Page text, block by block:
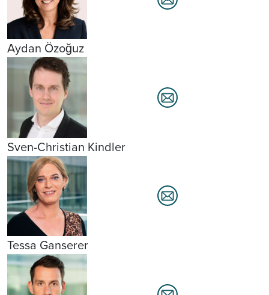
Aydan Özoğuz
Sven-Christian Kindler
Tessa Ganserer